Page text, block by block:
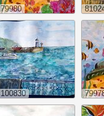
79980
100830